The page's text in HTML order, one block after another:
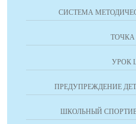
СИСТЕМА
ТОЧКА
УРОК
ПРЕДУПРЕЖДЕНИЕ
ШКОЛЬНЫЙ